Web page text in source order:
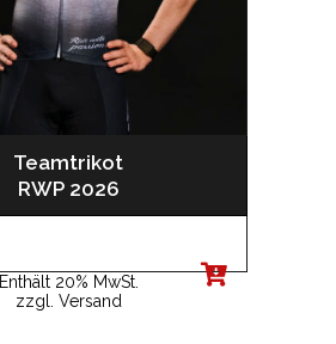
Teamtrikot
RWP 2026
Enthält 20% MwSt.
zzgl. Versand